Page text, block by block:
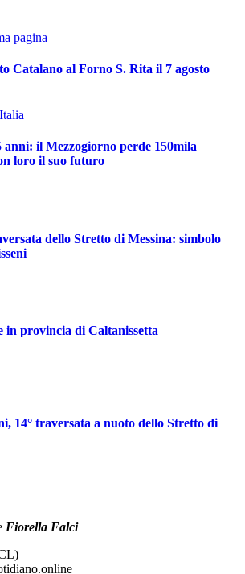
pagina
Catalano al Forno S. Rita il 7 agosto
anni: il Mezzogiorno perde 150mila
loro il suo futuro
dello Stretto di Messina: simbolo
in provincia di Caltanissetta
14° traversata a nuoto dello Stretto di
Fiorella Falci